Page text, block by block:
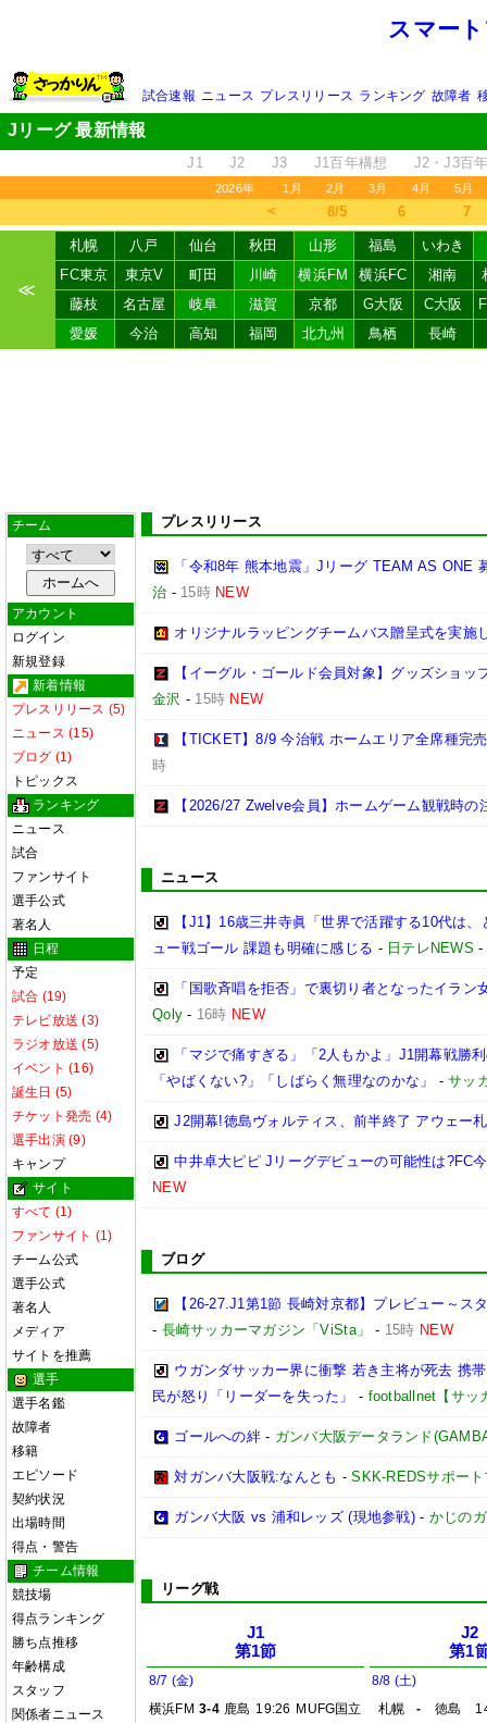
スマー
試合速報 ニュース プレスリリース ランキング 故障者
Jリーグ 最新情報
J1 J2 J3 J1百年構想 J2・J3百
2026年 1月 2月 3月 4月 5月
＜ 8/5 6 7
≪
札幌 八戸 仙台 秋田 山形 福島
いわき
FC東京
東京V 町田 川崎 横浜FM 横浜FC 湘南
藤枝
名古屋 岐阜 滋賀 京都 G大阪 C大阪
愛媛
今治 高知 福岡 北九州 鳥栖 長崎
チーム
アカウント
ログイン
新規登録
新着情報
プレスリリース (5)
ニュース (15)
ブログ (1)
トピックス
ランキング
ニュース
試合
ファンサイト
選手公式
著名人
日程
予定
試合 (19)
テレビ放送 (3)
ラジオ放送 (5)
イベント (16)
誕生日 (5)
チケット発売 (4)
選手出演 (9)
キャンプ
サイト
すべて (1)
ファンサイト (1)
チーム公式
選手公式
著名人
メディア
サイトを推薦
選手
選手名鑑
故障者
移籍
エピソード
契約状況
出場時間
得点・警告
チーム情報
競技場
得点ランキング
勝ち点推移
年齢構成
スタッフ
関係者ニュース
プレスリリース
「令和8年 熊本地震」Jリーグ TEAM AS ONE
治 - 15時 NEW
オリジナルラッピングチームバス贈呈式を実施
【イーグル・ゴールド会員対象】グッズショ
金沢 - 15時 NEW
【TICKET】8/9 今治戦 ホームエリア全席種完
時
【2026/27 Zwelve会員】ホームゲーム観戦時の
ニュース
【J1】16歳三井寺眞「世界で活躍する10代は
ュー戦ゴール 課題も明確に感じる - 日テレNEWS -
「国歌斉唱を拒否」で裏切り者となったイラ
Qoly - 16時 NEW
「マジで痛すぎる」「2人もかよ」J1開幕戦勝
「やばくない?」「しばらく無理なのかな」
-サッ
J2開幕!徳島ヴォルティス、前半終了 アウェー
中井卓大ピピ Jリーグデビューの可能性は?FC
NEW
ブログ
【26-27.J1第1節 長崎対京都】プレビュー～
- 長崎サッカーマガジン「ViSta」 - 15時 NEW
ウガンダサッカー界に衝撃 若き主将が死去 携
民が怒り「リーダーを失った」
- footballnet【サッ
ゴールへの絆- ガンバ大阪データランド
対ガンバ大阪戦:なんとも -SKK-REDSサポー
ガンバ大阪 vs 浦和レッズ (現地参戦)- かじの
リーグ戦
J1
第1節
8/7 (金)
横浜FM 3-4 鹿島 19:26 MUFG国立
J2
第1
8/8 (土)
札幌
- 徳島